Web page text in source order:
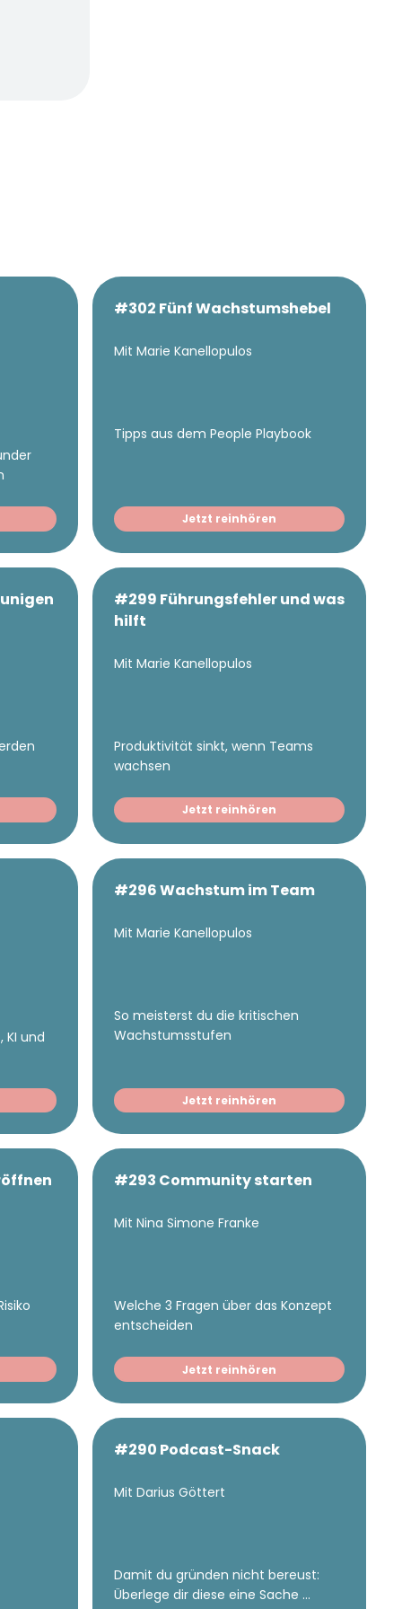
#302 Fünf Wachstumshebel
Mit Marie Kanellopulos
Tipps aus dem People Playbook
Jetzt reinhören
#299 Führungsfehler und was
hilft
Mit Marie Kanellopulos
Produktivität sinkt, wenn Teams
wachsen
Jetzt reinhören
KI und
#296 Wachstum im Team
Mit Marie Kanellopulos
So meisterst du die kritischen
Wachstumsstufen
Jetzt reinhören
#293 Community starten
Mit Nina Simone Franke
Welche 3 Fragen über das Konzept
entscheiden
Jetzt reinhören
#290 Podcast-Snack
Mit Darius Göttert
Damit du gründen nicht bereust:
Überlege dir diese eine Sache ...